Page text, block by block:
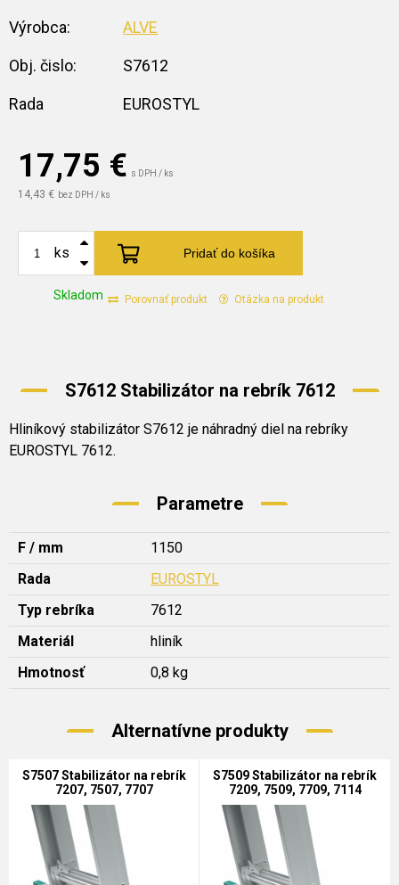
17,75 € s DPH / ks
14,43 € bez DPH / ks
Skladom
ks Pridať do košíka
Porovnať produkt Otázka na produkt
Výrobca: ALVE
Obj. čislo: S7612
Rada EUROSTYL
S7612 Stabilizátor na rebrík 7612
Hliníkový stabilizátor S7612 je náhradný diel na rebríky
EUROSTYL 7612.
Parametre
F / mm
1150
Rada
EUROSTYL
Typ rebríka
7612
Materiál
hliník
Hmotnosť
0,8 kg
Alternatívne produkty
S7507 Stabilizátor na rebrík
7207, 7507, 7707
S7509 Stabilizátor na rebrík
7209, 7509, 7709, 7114